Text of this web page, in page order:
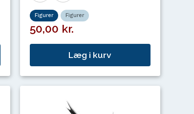
Figurer Figurer
50,00 kr.
Læg i kurv